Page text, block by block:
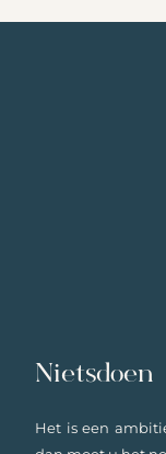
Nietsdoen
Het is een